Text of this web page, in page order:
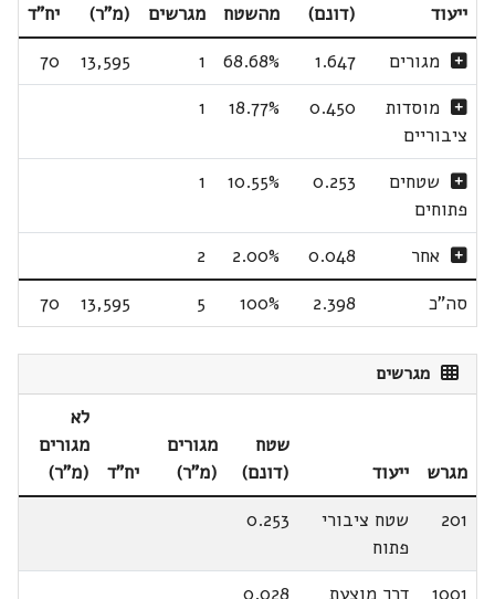
ייעוד
(דונם)
מהשטח
מגרשים
(מ"ר)
יח"ד
מגורים
1.647
68.68%
1
13,595
70
מוסדות
ציבוריים
0.450
18.77%
1
שטחים
פתוחים
0.253
10.55%
1
אחר 0.048
2.00%
2
סה"כ
2.398
100%
5
13,595
70
מגרשים
מגרש ייעוד
שטח
(דונם)
מגורים
(מ"ר)
יח"ד
לא
מגורים
(מ"ר)
201
שטח ציבורי
פתוח
0.253